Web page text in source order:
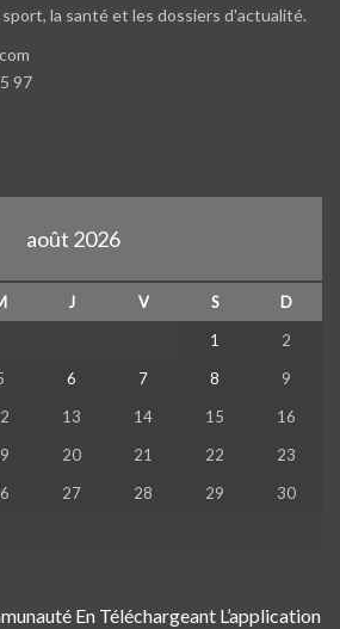
la santé et les dossiers d'actualité.
97
août 2026
J V S
D
1
2
6 7 8
9
13 14 15
16
20 21 22
23
27 28 29
30
En Téléchargeant L’application